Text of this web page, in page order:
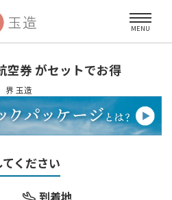
MENU
空券 がセットでお得
界 玉造
ください
到着地